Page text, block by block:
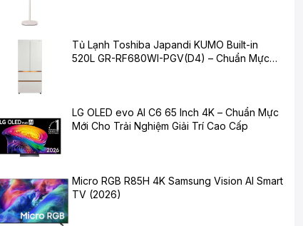
Tủ Lạnh Toshiba Japandi KUMO Built-in
520L GR-RF680WI-PGV(D4) – Chuẩn Mực
LG OLED evo AI C6 65 Inch 4K – Chuẩn Mực
Mới Cho Trải Nghiệm Giải Trí Cao Cấp
Micro RGB R85H 4K Samsung Vision AI Smart
TV (2026)